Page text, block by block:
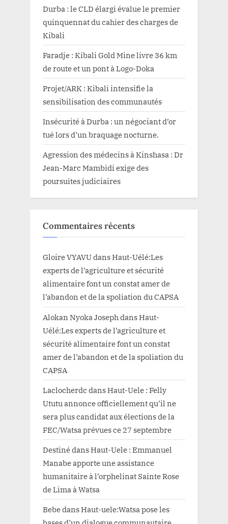
Durba : le CLD élargi évalue le premier
quinquennat du cahier des charges de
Kibali
Faradje : Kibali Gold Mine livre 36 km
de route et un pont à Logo-Doka
Projet/ARK : Kibali intensifie la
sensibilisation des communautés
Insécurité à Durba : un négociant d’or
tué lors d’un braquage nocturne.
Agression des médecins à Kinshasa : Dr
Jean-Marc Mambidi exige des
poursuites judiciaires
Commentaires récents
Gloire VYAVUdansHaut-Uélé:Les
experts de l’agriculture et sécurité
alimentaire font un constat amer de
l’abandon et de la spoliation du CAPSA
Alokan Nyoka Joseph dansHaut-
Uélé:Les experts de l’agriculture et
sécurité alimentaire font un constat
amer de l’abandon et de la spoliation du
CAPSA
Laclocherdc dansHaut-Uele : Felly
Ututu annonce officiellement qu’il ne
sera plus candidat aux élections de la
FEC/Watsa prévues ce 27 septembre
DestinédansHaut-Uele : Emmanuel
Manabe apporte une assistance
humanitaire à l’orphelinat Sainte Rose
de Lima à Watsa
BebedansHaut-uele:Watsa pose les